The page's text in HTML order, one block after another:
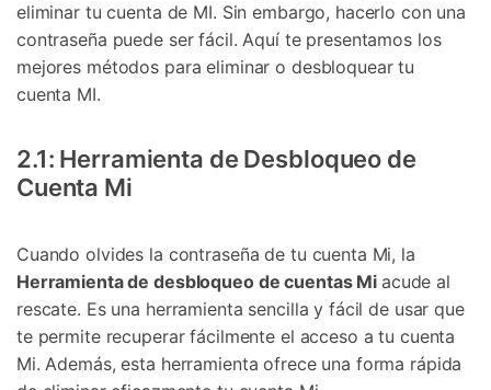
eliminar tu cuenta de MI. Sin embargo, hacerlo con una
contraseña puede ser fácil. Aquí te presentamos los
mejores métodos para eliminar o desbloquear tu
cuenta MI.
2.1: Herramienta de Desbloqueo de
Cuenta Mi
Cuando olvides la contraseña de tu cuenta Mi, la
Herramienta de desbloqueo de cuentas Mi acude al
rescate. Es una herramienta sencilla y fácil de usar que
te permite recuperar fácilmente el acceso a tu cuenta
Mi. Además, esta herramienta ofrece una forma rápida